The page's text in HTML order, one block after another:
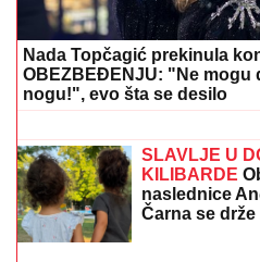
Nada Topčagić prekinula
OBEZBEĐENJU: "Ne mogu
nogu!", evo šta se desilo
MAJKE (50) I
ubistvo Luke
arsenal
PLAN koji su